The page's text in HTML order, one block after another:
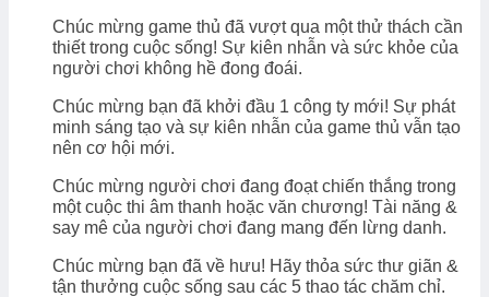
Chúc mừng game thủ đã vượt qua một thử thách cần
thiết trong cuộc sống! Sự kiên nhẫn và sức khỏe của
người chơi không hề đong đoái.
Chúc mừng bạn đã khởi đầu 1 công ty mới! Sự phát
minh sáng tạo và sự kiên nhẫn của game thủ vẫn tạo
nên cơ hội mới.
Chúc mừng người chơi đang đoạt chiến thắng trong
một cuộc thi âm thanh hoặc văn chương! Tài năng &
say mê của người chơi đang mang đến lừng danh.
Chúc mừng bạn đã về hưu! Hãy thỏa sức thư giãn &
tận thưởng cuộc sống sau các 5 thao tác chăm chỉ.